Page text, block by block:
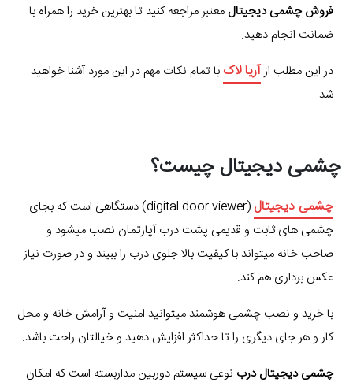
فروش چشمی دیجیتال معتبر مراجعه کنید تا بهترین خرید را همراه با
ضمانت انجام دهید.
در این مطلب ازآریا لاک با تمام نکات مهم در این مورد آشنا خواهید
شد.
چشمی دیجیتال چیست؟
چشمی دیجیتال
(digital door viewer) دستگاهی است که بجای
چشمی های ثابت و قدیمی پشت درب آپارتمان نصب میشود و
صاحب خانه میتواند با کیفیت بالا جلوی درب را ببیند و در صورت نیاز
عکس برداری هم کند.
با خرید و نصب چشمی هوشمند میتوانید امنیت و آرامش خانه و محل
کار و هر جای دیگری را تا حداکثر افزایش دهید و خیالتان راحت باشد.
چشمی دیجیتال درب نوعی سیستم دوربین مداربسته است که امکان